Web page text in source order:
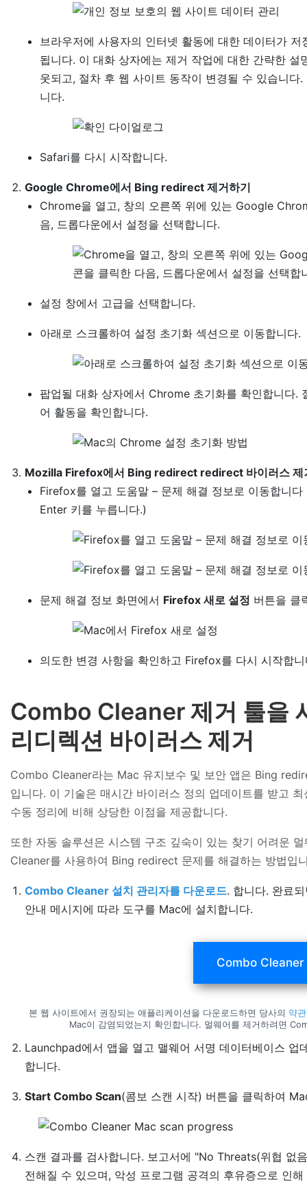
브라우저에 사용자의 인터넷 활동에 대한 데이터가
됩니다. 이 대화 상자에는 제거 작업에 대한 간략한
웃되고, 절차 후 웹 사이트 동작이 변경될 수 있습니
니다.
Safari를 다시 시작합니다.
Google Chrome에서 Bing redirect 제거하기
Chrome을 열고, 창의 오른쪽 위에 있는 Google
음, 드롭다운에서 설정을 선택합니다.
설정 창에서 고급을 선택합니다.
아래로 스크롤하여 설정 초기화 섹션으로 이동합니다.
팝업될 대화 상자에서 Chrome 초기화를 확인합니다.
어 활동을 확인합니다.
Mozilla Firefox에서 Bing redirect redirect 바이러스 제
Firefox를 열고 도움말 – 문제 해결 정보로 이동합니
Enter 키를 누릅니다.)
문제 해결 정보 화면에서 Firefox 새로 설정 버튼을 클
의도한 변경 사항을 확인하고 Firefox를 다시 시작합니
Combo Cleaner 제거 툴을
리디렉션 바이러스 제거
Combo Cleaner라는 Mac 유지보수 및 보안 앱은 Bing
입니다. 이 기술은 매시간 바이러스 정의 업데이트를 받고
수동 정리에 비해 상당한 이점을 제공합니다.
또한 자동 솔루션은 시스템 구조 깊숙이 있는 찾기 어려운
Cleaner를 사용하여 Bing redirect 문제를 해결하는 방법입
Combo Cleaner 설치 관리자를 다운로드. 합니다. 완료
안내 메시지에 따라 도구를 Mac에 설치합니다.
Combo Cleaner
본 웹 사이트에서 권장되는 애플리케이션을 다운로드하면 당사의 약관
Mac이 감염되었는지 확인합니다. 멀웨어를 제거하려면
Launchpad에서 앱을 열고 맬웨어 서명 데이터베이스 업
합니다.
Start Combo Scan(콤보 스캔 시작) 버튼을 클릭하여
스캔 결과를 검사합니다. 보고서에 "No Threats(위협 없
전해질 수 있으며, 악성 프로그램 공격의 후유증으로 인